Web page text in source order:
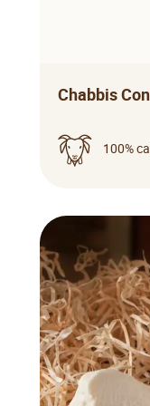
Chabbis
100%